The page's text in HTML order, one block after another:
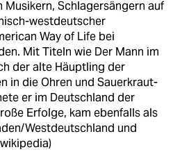
Musikern, Schlagersängern auf
westdeutscher
Way of Life bei
Mit Titeln wie Der Mann im
der alte Häuptling der
in die Ohren und Sauerkraut-
er im Deutschland der
Erfolge, kam ebenfalls als
Westdeutschland und